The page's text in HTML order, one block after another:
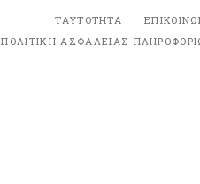
ΤΑΥΤΟΤΗΤΑ
ΠΟΛΙΤΙΚΗ ΑΣΦΑΛΕΙΑΣ